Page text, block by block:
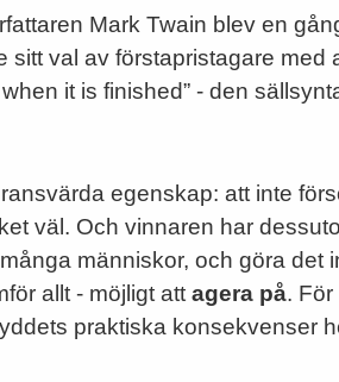
Mark Twain blev en
val av förstapristagare med
it is finished” - den
egenskap: att inte
väl. Och vinnaren har
människor, och göra det
allt - möjligt attagera på.
praktiska konsekvenser